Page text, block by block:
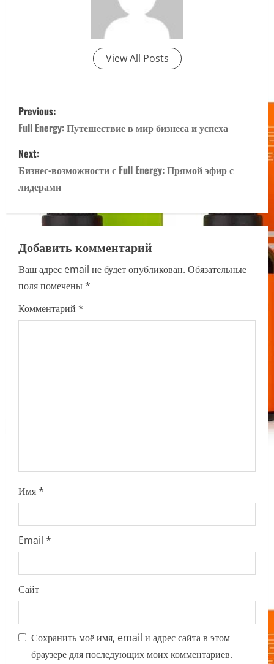
View All Posts
P
o
s
t
v
i
g
Previous:
Full Energy: Путешествие в мир бизнеса и успеха
Next:
Бизнес-возможности с Full Energy: Прямой эфир с
лидерами
Добавить комментарий
Ваш адрес email не будет опубликован. Обязательные
поля помечены*
Комментарий *
Имя*
Email *
Сайт
Сохранить моё имя, email и адрес сайта в этом
браузере для последующих моих комментариев.